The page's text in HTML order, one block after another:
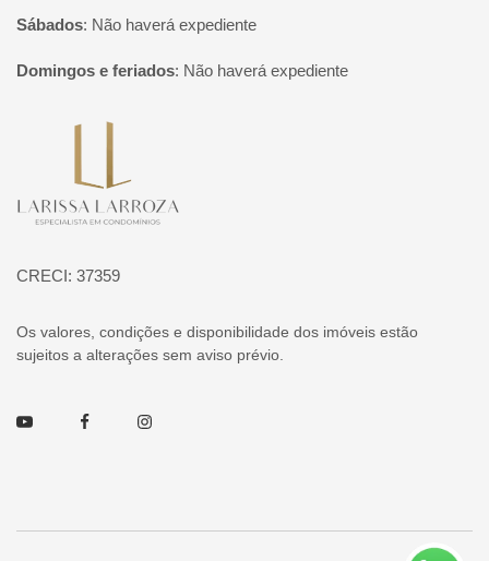
Sábados: Não haverá expediente
Domingos e feriados: Não haverá expediente
CRECI: 37359
Os valores, condições e disponibilidade dos imóveis estão
sujeitos a alterações sem aviso prévio.
Youtube FacebookInstagram